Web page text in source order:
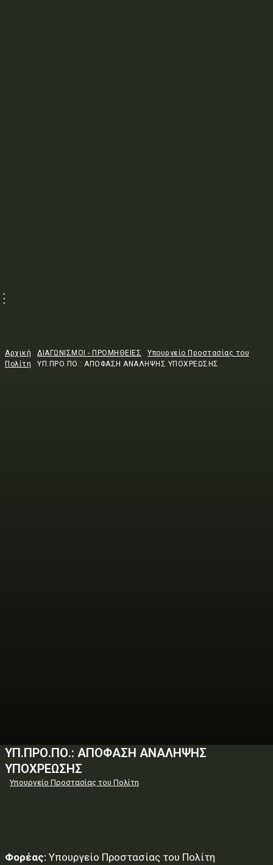
Αρχική ΔΙΑΓΩΝΙΣΜΟΙ - ΠΡΟΜΗΘΕΙΕΣ
Υπουργείο Προστασίας του
Πολίτη
ΥΠ.ΠΡΟ.ΠΟ.: ΑΠΟΦΑΣΗ ΑΝΑΛΗΨΗΣ ΥΠΟΧΡΕΩΣΗΣ
ΥΠ.ΠΡΟ.ΠΟ.: ΑΠΟΦΑΣΗ ΑΝΑΛΗΨΗΣ
ΥΠΟΧΡΕΩΣΗΣ
Υπουργείο Προστασίας του Πολίτη
Φορέας: Υπουργείο Προστασίας του Πολίτη